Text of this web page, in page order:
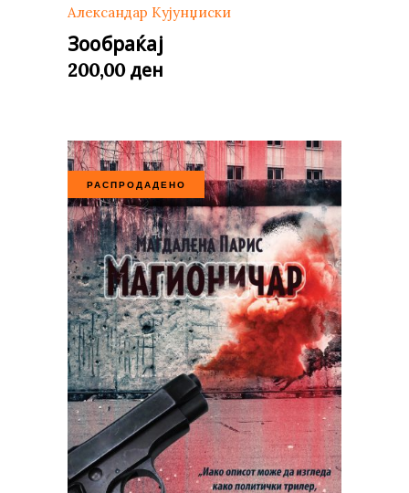
Александар Кујунџиски
Зообраќај
200,00 ден
РАСПРОДАДЕНО